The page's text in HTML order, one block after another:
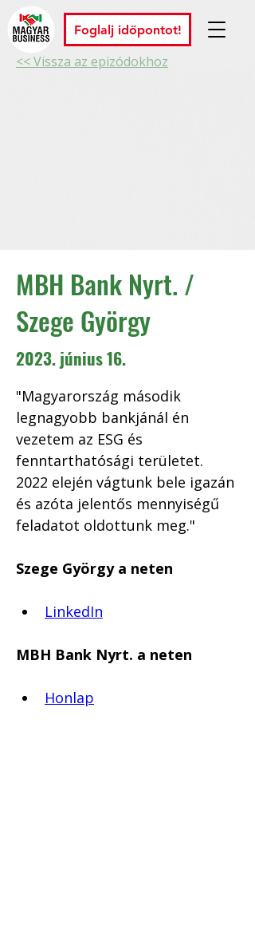
Foglalj időpontot!
<< Vissza az epizódokhoz
MBH Bank Nyrt. /
Szege György
2023. június 16.
"Magyarország második
legnagyobb bankjánál én
vezetem az ESG és
fenntarthatósági területet.
2022 elején vágtunk bele igazán
és azóta jelentős mennyiségű
feladatot oldottunk meg."
Szege György a neten
LinkedIn
MBH Bank Nyrt. a neten
Honlap